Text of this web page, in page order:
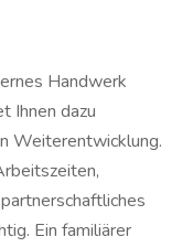
Handwerk
Ihnen dazu
Weiterentwicklung.
Ein familiärer